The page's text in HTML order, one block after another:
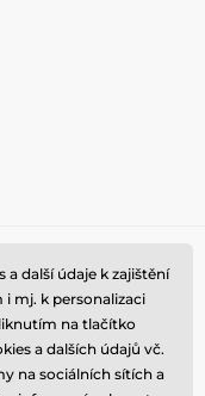
a další údaje k zajištění
i mj. k personalizaci
na tlačítko
a dalších údajů vč.
na sociálních sítích a